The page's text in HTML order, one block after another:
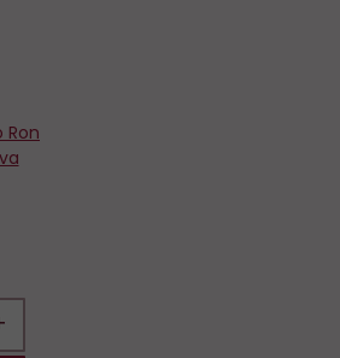
Ron